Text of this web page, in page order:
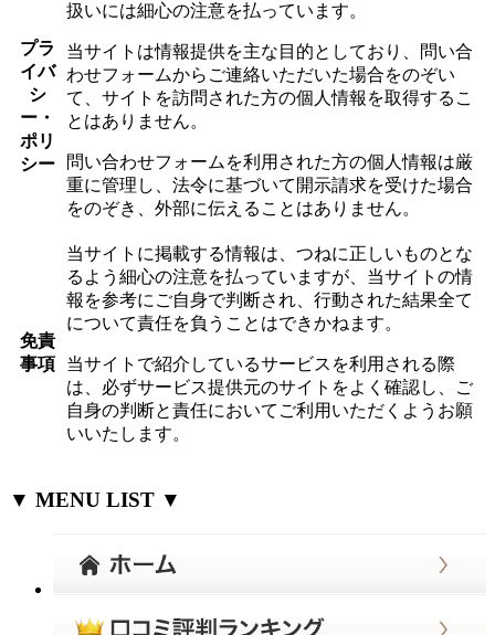
プラ
イバ
シ
ー・
ポリ
シー
扱いには細心の注意を払っています。
当サイトは情報提供を主な目的としており、問い合
わせフォームからご連絡いただいた場合をのぞい
て、サイトを訪問された方の個人情報を取得するこ
とはありません。
問い合わせフォームを利用された方の個人情報は厳
重に管理し、法令に基づいて開示請求を受けた場合
をのぞき、外部に伝えることはありません。
免責
事項
当サイトに掲載する情報は、つねに正しいものとな
るよう細心の注意を払っていますが、当サイトの情
報を参考にご自身で判断され、行動された結果全て
について責任を負うことはできかねます。
当サイトで紹介しているサービスを利用される際
は、必ずサービス提供元のサイトをよく確認し、ご
自身の判断と責任においてご利用いただくようお願
いいたします。
▼ MENU LIST ▼